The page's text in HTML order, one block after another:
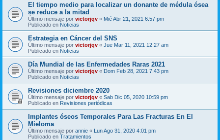
El tiempo medio para localizar un donante de médula ósea
se reduce a la mitad
Último mensaje por victorjqv « Mié Abr 21, 2021 6:57 pm
Publicado en Noticias
Estrategia en Cáncer del SNS
Último mensaje por victorjqv « Jue Mar 11, 2021 12:27 am
Publicado en Noticias
Día Mundial de las Enfermedades Raras 2021
Último mensaje por victorjqv « Dom Feb 28, 2021 7:43 pm
Publicado en Noticias
Revisiones diciembre 2020
Último mensaje por victorjqv « Sab Dic 05, 2020 10:59 pm
Publicado en Revisiones periódicas
Implantes óseos Temporales Para Las Fracturas En El
Mieloma
Último mensaje por annie « Lun Ago 31, 2020 4:01 pm
Publicado en Tratamientos